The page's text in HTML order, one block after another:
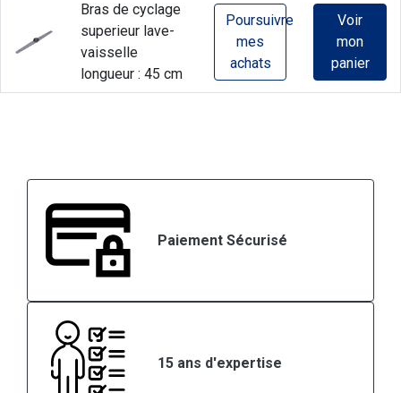
Bras de cyclage
superieur lave-
vaisselle
longueur : 45 cm
Poursuivre
mes
achats
Voir
mon
panier
Paiement Sécurisé
15 ans d'expertise